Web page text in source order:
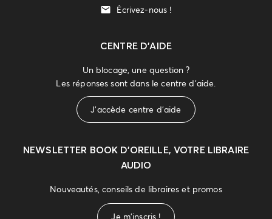
Écrivez-nous !
CENTRE D'AIDE
Un blocage, une question ?
Les réponses sont dans le centre d'aide.
J'accède centre d'aide
NEWSLETTER BOOK D’OREILLE, VOTRE LIBRAIRE
AUDIO
Nouveautés, conseils de libraires et promos
Je m'inscris !